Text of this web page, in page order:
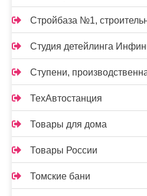
Стройбаза №1,
Студия детейлинга
Ступени,
ТехАвтостанция
Товары для дома
Товары России
Томские бани